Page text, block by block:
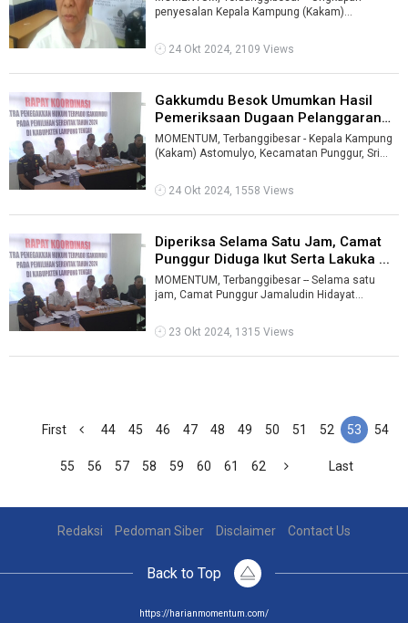
penyesalan Kepala Kampung (Kakam)
diucapkan se ...
24 Okt 2024, 2109 Views
Gakkumdu Besok Umumkan Hasil
Pemeriksaan Dugaan Pelanggaran
Pilka ...
MOMENTUM, Terbanggibesar - Kepala Kampung
(Kakam) Astomulyo, Kecamatan Punggur, Sri
24 Okt 2024, 1558 Views
Diperiksa Selama Satu Jam, Camat
Punggur Diduga Ikut Serta Lakuka ...
MOMENTUM, Terbanggibesar -- Selama satu
jam, Camat Punggur Jamaludin Hidayat
(Gak ...
23 Okt 2024, 1315 Views
First 44 45 46 47 48 49 50 51 52 53 54
55 56 57 58 59 60 61 62 Last
Redaksi Pedoman Siber Disclaimer Contact Us
Back to Top
https://harianmomentum.com/